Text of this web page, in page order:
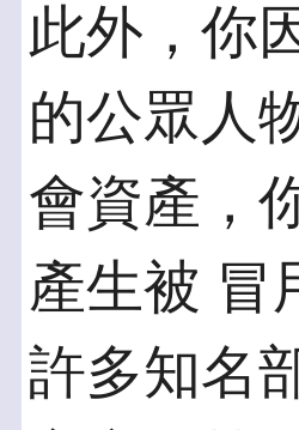
此外，你
的公眾人
會資產，
產生被 冒
許多知名